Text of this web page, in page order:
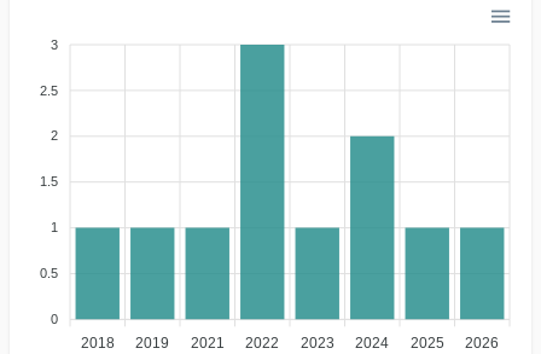
3
2.5
2
1.5
1
0.5
0
2018 2019 2021 2022 2023 2024 2025 2026